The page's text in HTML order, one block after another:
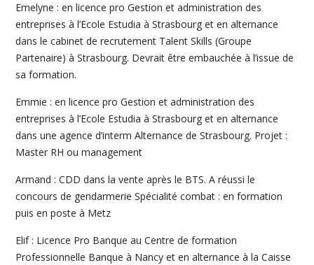
Emelyne : en licence pro Gestion et administration des
entreprises à l’Ecole Estudia à Strasbourg et en alternance
dans le cabinet de recrutement Talent Skills (Groupe
Partenaire) à Strasbourg. Devrait être embauchée à l’issue de
sa formation.
Emmie : en licence pro Gestion et administration des
entreprises à l’Ecole Estudia à Strasbourg et en alternance
dans une agence d’interm Alternance de Strasbourg. Projet :
Master RH ou management
Armand : CDD dans la vente après le BTS. A réussi le
concours de gendarmerie Spécialité combat : en formation
puis en poste à Metz
Elif : Licence Pro Banque au Centre de formation
Professionnelle Banque à Nancy et en alternance à la Caisse